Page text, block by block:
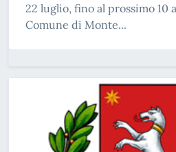
22 luglio, fino al prossimo 10
Comune di Monte...